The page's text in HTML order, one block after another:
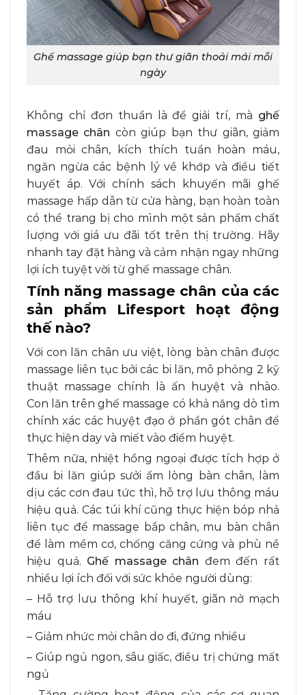
Ghế massage giúp bạn thư giãn thoải mái mỗi
ngày
Không chỉ đơn thuần là để giải trí, mà ghế
massage chân còn giúp bạn thư giãn, giảm
đau mỏi chân, kích thích tuần hoàn máu,
ngăn ngừa các bệnh lý về khớp và điều tiết
huyết áp. Với chính sách khuyến mãi ghế
massage hấp dẫn từ cửa hàng, bạn hoàn toàn
có thể trang bị cho mình một sản phẩm chất
lượng với giá ưu đãi tốt trên thị trường. Hãy
nhanh tay đặt hàng và cảm nhận ngay những
lợi ích tuyệt vời từ ghế massage chân.
Tính năng massage chân của các
sản phẩm Lifesport hoạt động
thế nào?
Với con lăn chân ưu việt, lòng bàn chân được
massage liên tục bởi các bi lăn, mô phỏng 2 kỹ
thuật massage chính là ấn huyệt và nhào.
Con lăn trên ghế massage có khả năng dò tìm
chính xác các huyệt đạo ở phần gót chân để
thực hiện day và miết vào điểm huyệt.
Thêm nữa, nhiệt hồng ngoại được tích hợp ở
đầu bi lăn giúp sưởi ấm lòng bàn chân, làm
dịu các cơn đau tức thì, hỗ trợ lưu thông máu
hiệu quả. Các túi khí cũng thực hiện bóp nhả
liên tục để massage bắp chân, mu bàn chân
để làm mềm cơ, chống căng cứng và phù nề
hiệu quả. Ghế massage chân đem đến rất
nhiều lợi ích đối với sức khỏe người dùng:
– Hỗ trợ lưu thông khí huyết, giãn nở mạch
máu
– Giảm nhức mỏi chân do đi, đứng nhiều
– Giúp ngủ ngon, sâu giấc, điều trị chứng mất
ngủ